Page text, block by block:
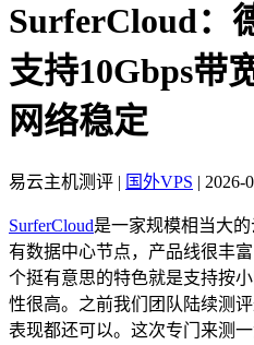
SurferCloud：
支持10Gbps带
网络稳定
易云主机测评 | 国外VPS | 2026-
SurferCloud是一家规模相当大
有数据中心节点，产品线很丰
个挺有意思的特色就是支持按
性很高。之前我们团队陆续测评
表现都还可以。这次专门来测